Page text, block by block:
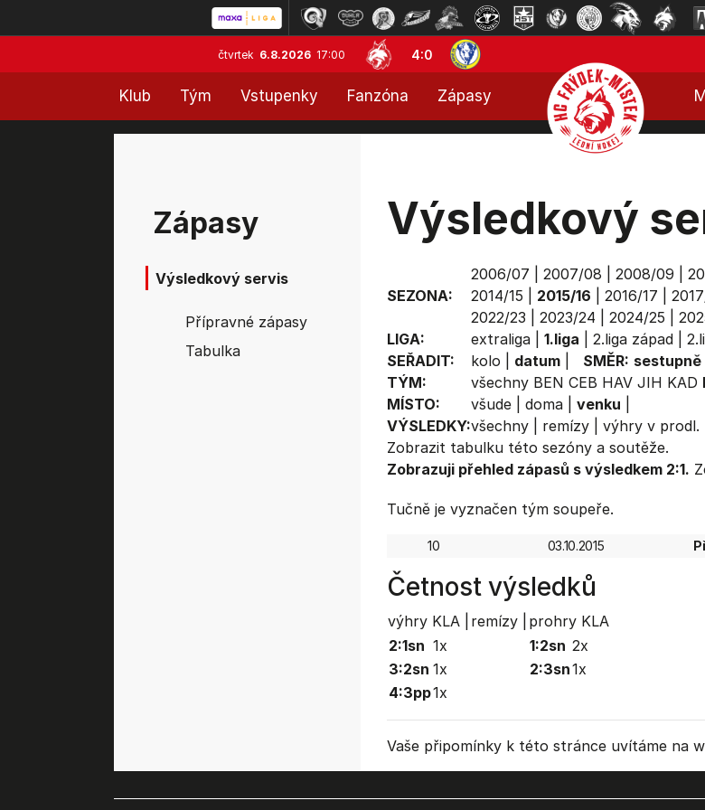
čtvrtek 6.8.2026 17:00 4:0
Klub Tým Vstupenky Fanzóna Zápasy
Zápasy
Výsledkový servis
Přípravné zápasy
Tabulka
Výsledkový
SEZONA:
2006/07 2007/08 2008/09
2014/15
2015/16 2016/17
2022/23
2023/24 2024/25
LIGA:
extraliga| 1.liga 2.liga západ|
SEŘADIT:
kolo datum| SMĚR: sestupně|
TÝM:
všechny BEN CEB HAV JIH KAD
MÍSTO:
všude| doma| venku
VÝSLEDKY:všechny| remízy| výhry v prodl.
Zobrazit tabulkutéto sezóny a soutěže.
Zobrazuji přehled zápasů s výsledkem 2:1.
Tučně je vyznačen tým soupeře.
10 03.10.2015
Četnost výsledků
výhry KLA | remízy |
prohry KLA
2:1sn 1x
3:2sn 1x
4:3pp1x
1:2sn 2x
2:3sn1x
Vaše připomínky k této stránce uvítáme na